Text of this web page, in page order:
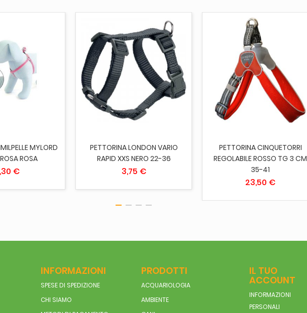
AL CARRELLO
MYLORD
ROSA
€
ESAURITO
PETTORINA LONDON VARIO
RAPID XXS NERO 22-36
3,75 €
AGGIUNGI AL CARRELLO
PETTORINA CINQUETORRI
REGOLABILE ROSSO TG 3 CM
35-41
23,50 €
INFORMAZIONI
SPESE DI SPEDIZIONE
CHI SIAMO
PRODOTTI
ACQUARIOLOGIA
AMBIENTE
IL TUO
ACCOUNT
INFORMAZIONI
PERSONALI